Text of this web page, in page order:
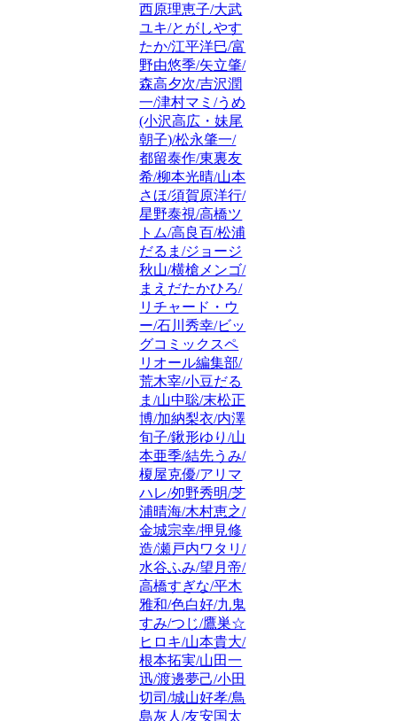
西原理恵子/大武
ユキ/とがしやす
たか/江平洋巳/富
野由悠季/矢立肇/
森高夕次/吉沢潤
一/津村マミ/うめ
(小沢高広・妹尾
朝子)/松永肇一/
都留泰作/東裏友
希/柳本光晴/山本
さほ/須賀原洋行/
星野泰視/高橋ツ
トム/高良百/松浦
だるま/ジョージ
秋山/横槍メンゴ/
まえだたかひろ/
リチャード・ウ
ー/石川秀幸/ビッ
グコミックスペ
リオール編集部/
荒木宰/小豆だる
ま/山中聡/末松正
博/加納梨衣/内澤
旬子/鍬形ゆり/山
本亜季/結先うみ/
榎屋克優/アリマ
ハレ/夘野秀明/芝
浦晴海/木村恵之/
金城宗幸/押見修
造/瀬戸内ワタリ/
水谷ふみ/望月帝/
高橋すぎな/平木
雅和/色白好/九鬼
すみ/つじ/鷹巣☆
ヒロキ/山本貴大/
根本拓実/山田一
迅/渡邊夢己/小田
切司/城山好孝/鳥
島灰人/友安国太